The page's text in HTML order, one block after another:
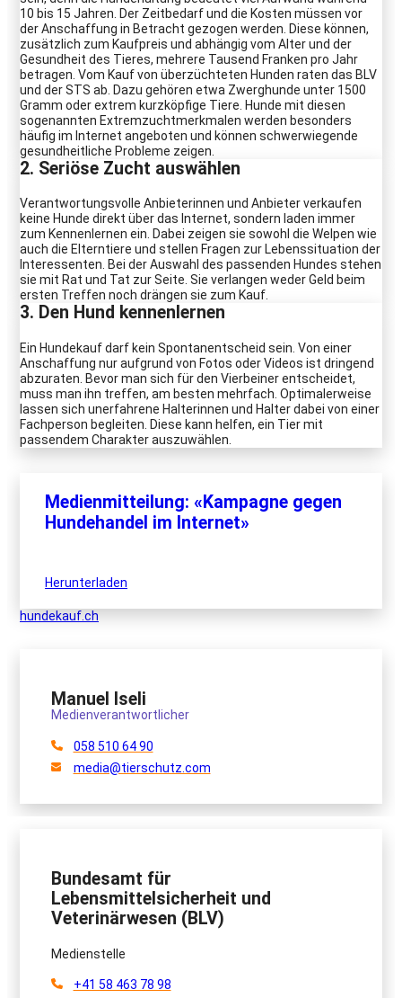
10 bis 15 Jahren. Der Zeitbedarf und die Kosten müssen vor
der Anschaffung in Betracht gezogen werden. Diese können,
zusätzlich zum Kaufpreis und abhängig vom Alter und der
Gesundheit des Tieres, mehrere Tausend Franken pro Jahr
betragen. Vom Kauf von überzüchteten Hunden raten das BLV
und der STS ab. Dazu gehören etwa Zwerghunde unter 1500
Gramm oder extrem kurzköpfige Tiere. Hunde mit diesen
sogenannten Extremzuchtmerkmalen werden besonders
häufig im Internet angeboten und können schwerwiegende
gesundheitliche Probleme zeigen.
2. Seriöse Zucht auswählen
Verantwortungsvolle Anbieterinnen und Anbieter verkaufen
keine Hunde direkt über das Internet, sondern laden immer
zum Kennenlernen ein. Dabei zeigen sie sowohl die Welpen wie
auch die Elterntiere und stellen Fragen zur Lebenssituation der
Interessenten. Bei der Auswahl des passenden Hundes stehen
sie mit Rat und Tat zur Seite. Sie verlangen weder Geld beim
ersten Treffen noch drängen sie zum Kauf.
3. Den Hund kennenlernen
Ein Hundekauf darf kein Spontanentscheid sein. Von einer
Anschaffung nur aufgrund von Fotos oder Videos ist dringend
abzuraten. Bevor man sich für den Vierbeiner entscheidet,
muss man ihn treffen, am besten mehrfach. Optimalerweise
lassen sich unerfahrene Halterinnen und Halter dabei von einer
Fachperson begleiten. Diese kann helfen, ein Tier mit
passendem Charakter auszuwählen.
Medienmitteilung: «Kampagne gegen
Hundehandel im Internet»
Herunterladen
hundekauf.ch
Manuel Iseli
Medienverantwortlicher
058 510 64 90
media@tierschutz.com
Bundesamt für
Lebensmittelsicherheit und
Veterinärwesen (BLV)
Medienstelle
+41 58 463 78 98